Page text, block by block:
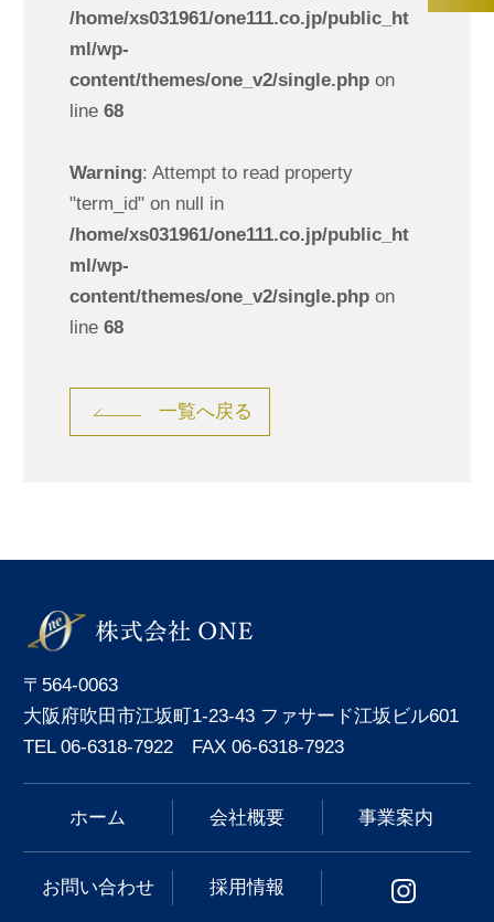
/home/xs031961/one111.co.jp/public_ht
ml/wp-
content/themes/one_v2/single.phpon
line 68
Warning: Attempt to read property
"term_id" on null in
/home/xs031961/one111.co.jp/public_ht
ml/wp-
content/themes/one_v2/single.phpon
line 68
一覧へ戻る
〒564-0063
大阪府吹田市江坂町1-23-43 ファサード江坂ビル601
TEL 06-6318-7922 FAX 06-6318-7923
ホーム 会社概要 事業案内
お問い合わせ 採用情報